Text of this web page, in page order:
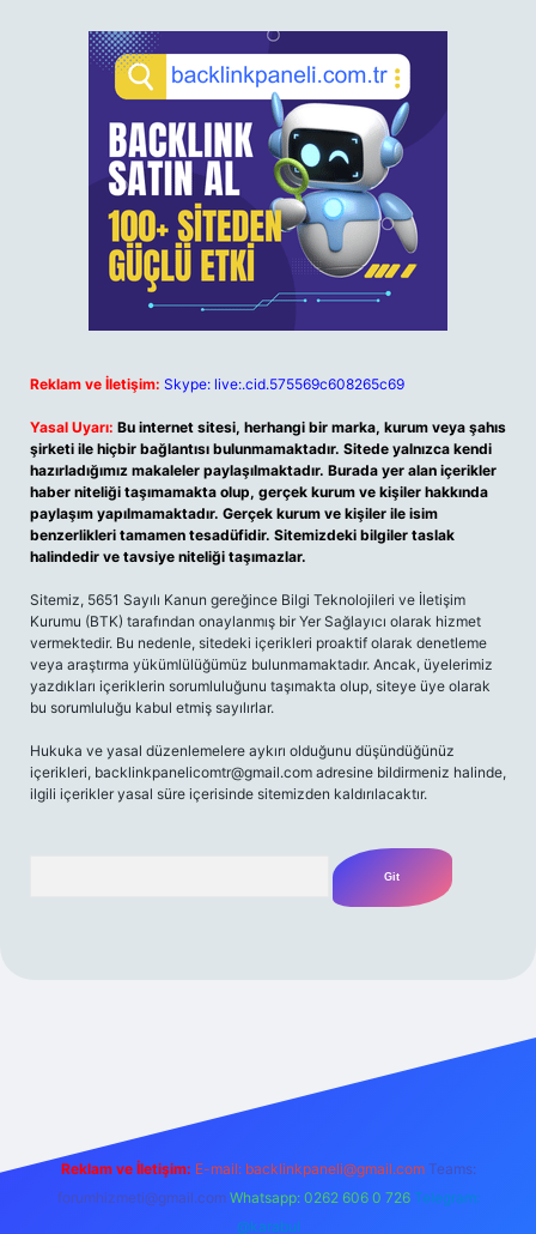
Reklam ve İletişim: Skype: live:.cid.575569c608265c69
Yasal Uyarı: Bu internet sitesi, herhangi bir marka, kurum veya şahıs
şirketi ile hiçbir bağlantısı bulunmamaktadır. Sitede yalnızca kendi
hazırladığımız makaleler paylaşılmaktadır. Burada yer alan içerikler
haber niteliği taşımamakta olup, gerçek kurum ve kişiler hakkında
paylaşım yapılmamaktadır. Gerçek kurum ve kişiler ile isim
benzerlikleri tamamen tesadüfidir. Sitemizdeki bilgiler taslak
halindedir ve tavsiye niteliği taşımazlar.
Sitemiz, 5651 Sayılı Kanun gereğince Bilgi Teknolojileri ve İletişim
Kurumu (BTK) tarafından onaylanmış bir Yer Sağlayıcı olarak hizmet
vermektedir. Bu nedenle, sitedeki içerikleri proaktif olarak denetleme
veya araştırma yükümlülüğümüz bulunmamaktadır. Ancak, üyelerimiz
yazdıkları içeriklerin sorumluluğunu taşımakta olup, siteye üye olarak
bu sorumluluğu kabul etmiş sayılırlar.
Hukuka ve yasal düzenlemelere aykırı olduğunu düşündüğünüz
içerikleri, backlinkpanelicomtr@gmail.com adresine bildirmeniz halinde,
ilgili içerikler yasal süre içerisinde sitemizden kaldırılacaktır.
Reklam ve İletişim: E-mail: backlinkpaneli@gmail.com Teams:
forumhizmeti@gmail.com Whatsapp: 0262 606 0 726 Telegram:
@karabul